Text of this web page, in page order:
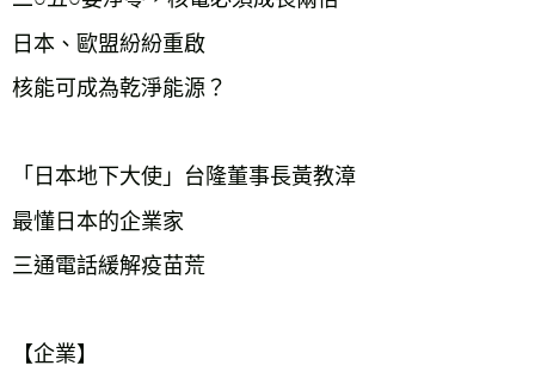
日本、歐盟紛紛重啟
核能可成為乾淨能源？
「日本地下大使」台隆董事長黃教漳
最懂日本的企業家
三通電話緩解疫苗荒
【企業】